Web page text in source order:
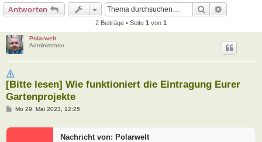
Antworten Suche
2 Beiträge • Seite 1 von 1
Polarwelt
Administrator
[Bitte lesen] Wie funktioniert die Eintragung Eurer
Gartenprojekte
B
t
Mo 29. Mai 2023, 12:25
Nachricht von: Polarwelt